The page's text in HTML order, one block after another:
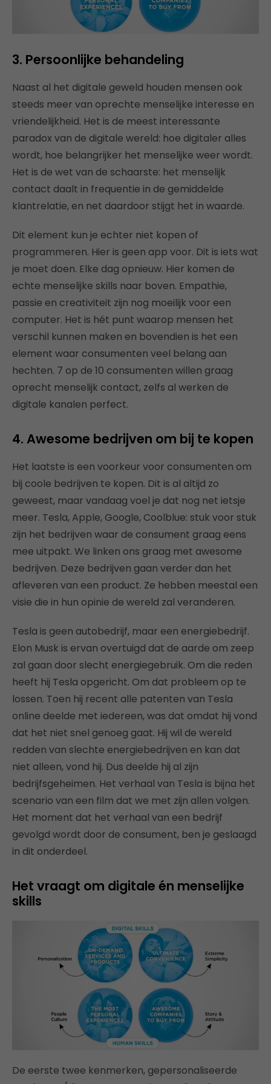
3. Persoonlijke behandeling
Naast al het digitale geweld houden mensen ook
steeds meer van oprechte menselijke interesse en
vriendelijkheid. Het is de meest interessante
paradox van de digitale wereld: hoe digitaler alles
wordt, hoe belangrijker het menselijke weer wordt.
Het is de wet van de schaarste: het menselijk
contact daalt in frequentie in de gemiddelde
klantrelatie, en net daardoor stijgt het in waarde.
Dit element kun je echter niet kopen of
programmeren. Hier is geen app voor. Dit is iets wat
je moet doen. Elke dag opnieuw. Hier komen de
echte menselijke skills naar boven. Empathie,
passie en creativiteit zijn nog moeilijk voor een
computer. Het is hét punt waarop mensen het
verschil kunnen maken en bovendien is het een
element waar consumenten veel belang aan
hechten. 7 op de 10 consumenten willen graag
oprecht menselijk contact, zelfs al werken de
digitale kanalen perfect.
4. Awesome bedrijven om bij te kopen
Het laatste is een voorkeur voor consumenten om
bij coole bedrijven te kopen. Dit is al altijd zo
geweest, maar vandaag voel je dat nog net ietsje
meer. Tesla, Apple, Google, Coolblue: stuk voor stuk
zijn het bedrijven waar de consument graag eens
mee uitpakt. We linken ons graag met awesome
bedrijven. Deze bedrijven gaan verder dan het
afleveren van een product. Ze hebben meestal een
visie die in hun opinie de wereld zal veranderen.
Tesla is geen autobedrijf, maar een energiebedrijf.
Elon Musk is ervan overtuigd dat de aarde om zeep
zal gaan door slecht energiegebruik. Om die reden
heeft hij Tesla opgericht. Om dat probleem op te
lossen. Toen hij recent alle patenten van Tesla
online deelde met iedereen, was dat omdat hij vond
dat het niet snel genoeg gaat. Hij wil de wereld
redden van slechte energiebedrijven en kan dat
niet alleen, vond hij. Dus deelde hij al zijn
bedrijfsgeheimen. Het verhaal van Tesla is bijna het
scenario van een film dat we met zijn allen volgen.
Het moment dat het verhaal van een bedrijf
gevolgd wordt door de consument, ben je geslaagd
in dit onderdeel.
Het vraagt om digitale én menselijke
skills
De eerste twee kenmerken, gepersonaliseerde